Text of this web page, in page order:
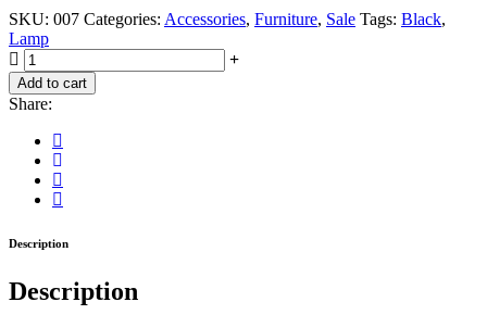
SKU: 007 Categories: Accessories, Furniture, Sale Tags: Black,
Lamp
MATTE
Black
Desk
Lamp
quantity
Add to cart
Share:
Description
Description